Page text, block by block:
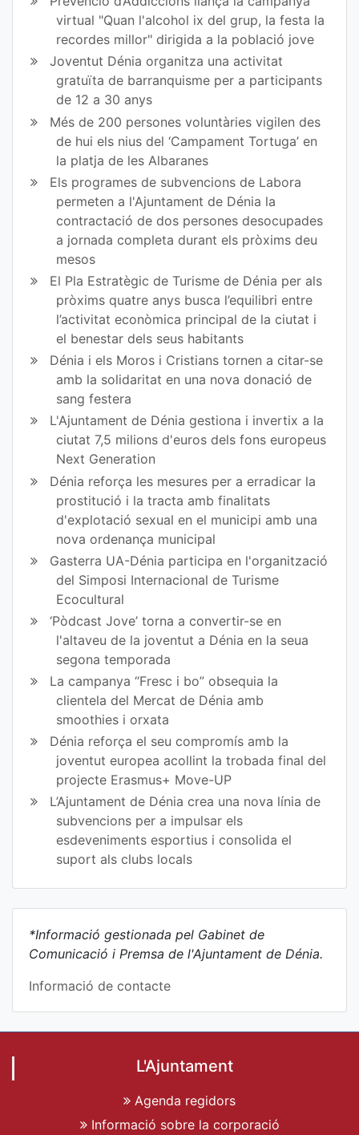
bo
ok
er
virtual "Quan l'alcohol ix del grup, la festa la
recordes millor" dirigida a la població jove
Joventut Dénia organitza una activitat
gratuïta de barranquisme per a participants
de 12 a 30 anys
Més de 200 persones voluntàries vigilen des
de hui els nius del ‘Campament Tortuga’ en
la platja de les Albaranes
Els programes de subvencions de Labora
permeten a l'Ajuntament de Dénia la
contractació de dos persones desocupades
a jornada completa durant els pròxims deu
mesos
El Pla Estratègic de Turisme de Dénia per als
pròxims quatre anys busca l’equilibri entre
l’activitat econòmica principal de la ciutat i
el benestar dels seus habitants
Dénia i els Moros i Cristians tornen a citar-se
amb la solidaritat en una nova donació de
sang festera
L'Ajuntament de Dénia gestiona i invertix a la
ciutat 7,5 milions d'euros dels fons europeus
Next Generation
Dénia reforça les mesures per a erradicar la
prostitució i la tracta amb finalitats
d'explotació sexual en el municipi amb una
nova ordenança municipal
Gasterra UA-Dénia participa en l'organització
del Simposi Internacional de Turisme
Ecocultural
‘Pòdcast Jove’ torna a convertir-se en
l'altaveu de la joventut a Dénia en la seua
segona temporada
La campanya “Fresc i bo” obsequia la
clientela del Mercat de Dénia amb
smoothies i orxata
Dénia reforça el seu compromís amb la
joventut europea acollint la trobada final del
projecte Erasmus+ Move-UP
L’Ajuntament de Dénia crea una nova línia de
subvencions per a impulsar els
esdeveniments esportius i consolida el
suport als clubs locals
*Informació gestionada pel Gabinet de
Comunicació i Premsa de l'Ajuntament de Dénia.
Informació de contacte
L'Ajuntament
Agenda regidors
Informació sobre la corporació